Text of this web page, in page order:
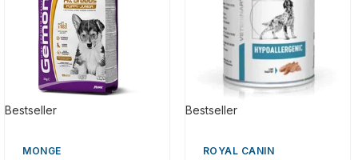
Bestseller
MONGE
Bestseller
ROYAL CANIN